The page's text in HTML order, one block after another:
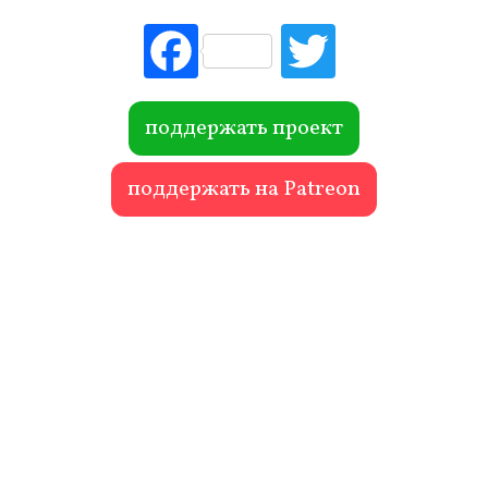
Fac
ebo
ok r
поддержать проект
поддержать на Patreon